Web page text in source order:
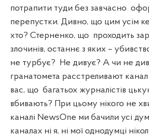
потрапити туди без завчасно
перепустки. Дивно, що цим усім
хто? Стерненко, що проходить
злочинів, останнє з яких –
не турбує?
Не дивує? А чи не
гранатомета расстреливают
вас, що багатьох журналістів
вбивають? При цьому нікого не
каналі NewsOne ми бачили усі
каналах ні я, ні мої однодумці